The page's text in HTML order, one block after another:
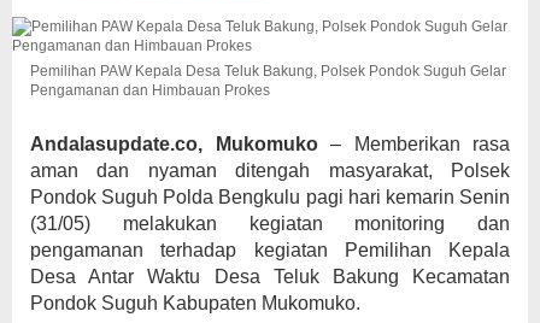
Prokes
Pemilihan PAW Kepala Desa Teluk Bakung, Polsek Pondok Suguh Gelar
Pengamanan dan Himbauan Prokes
Andalasupdate.co, Mukomuko– Memberikan rasa
aman dan nyaman ditengah masyarakat, Polsek
Pondok Suguh Polda Bengkulu pagi hari kemarin Senin
(31/05) melakukan kegiatan monitoring dan
pengamanan terhadap kegiatan Pemilihan Kepala
Desa Antar Waktu Desa Teluk Bakung Kecamatan
Pondok Suguh Kabupaten Mukomuko.